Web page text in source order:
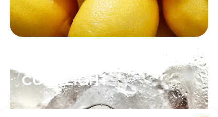
COLA LIGHT